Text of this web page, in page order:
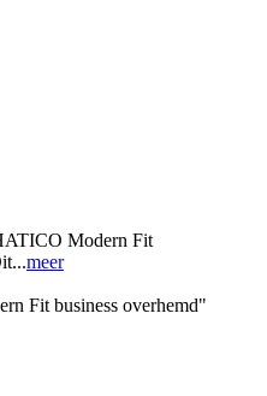
Modern Fit
meer
Fit business overhemd"